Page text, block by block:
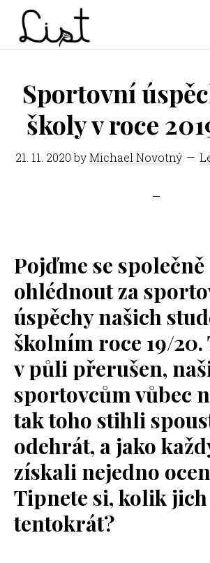
Skip
Skip
LIST
časopis
SŠPGHS
Litoměřice
Sportovní
školy v roce
21. 11. 2020byMichael Novotný
Pojďme se společně
ohlédnout za
úspěchy našich
školním roce 19/20.
v půli přerušen,
sportovcům vůbec
tak toho stihli
odehrát, a jako
získali nejedno
Tipnete si, kolik
tentokrát?